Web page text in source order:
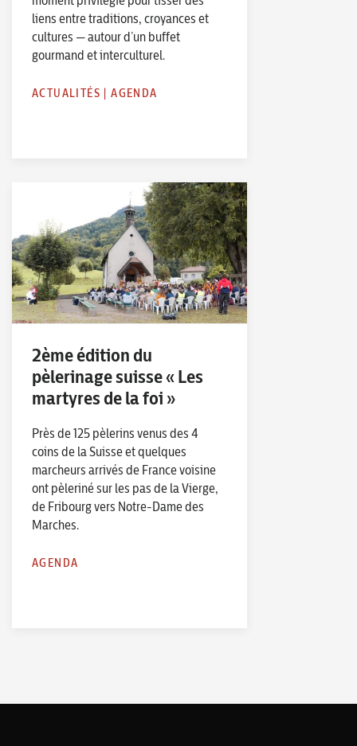
liens entre traditions, croyances et
cultures — autour d’un buffet
gourmand et interculturel.
ACTUALITÉS |AGENDA
2ème édition du
pèlerinage suisse « Les
martyres de la foi »
Près de 125 pèlerins venus des 4
coins de la Suisse et quelques
marcheurs arrivés de France voisine
ont pèleriné sur les pas de la Vierge,
de Fribourg vers Notre-Dame des
Marches.
AGENDA